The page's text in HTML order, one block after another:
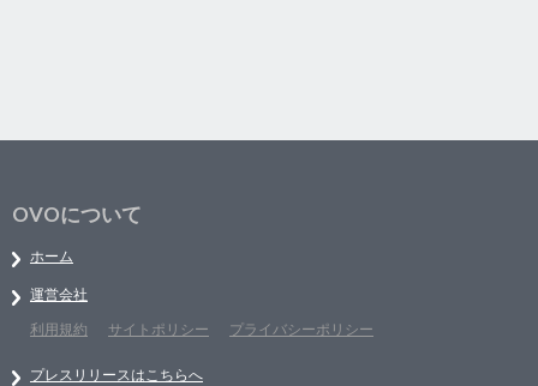
OVOについて
ホーム
運営会社
利用規約
サイトポリシー プライバシーポリシー
プレスリリースはこちらへ